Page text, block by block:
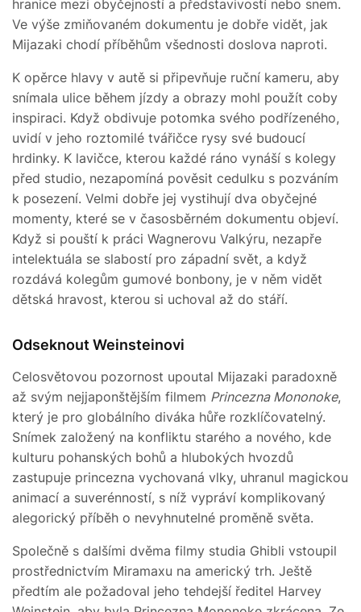
hranice mezi obyčejností a představivostí nebo snem.
Ve výše zmiňovaném dokumentu je dobře vidět, jak
Mijazaki chodí příběhům všednosti doslova naproti.
K opěrce hlavy v autě si připevňuje ruční kameru, aby
snímala ulice během jízdy a obrazy mohl použít coby
inspiraci. Když obdivuje potomka svého podřízeného,
uvidí v jeho roztomilé tvářičce rysy své budoucí
hrdinky. K lavičce, kterou každé ráno vynáší s kolegy
před studio, nezapomíná pověsit cedulku s pozváním
k posezení. Velmi dobře jej vystihují dva obyčejné
momenty, které se v časosběrném dokumentu objeví.
Když si pouští k práci Wagnerovu Valkýru, nezapře
intelektuála se slabostí pro západní svět, a když
rozdává kolegům gumové bonbony, je v něm vidět
dětská hravost, kterou si uchoval až do stáří.
Odseknout Weinsteinovi
Celosvětovou pozornost upoutal Mijazaki paradoxně
až svým nejjaponštějším filmem Princezna Mononoke,
který je pro globálního diváka hůře rozklíčovatelný.
Snímek založený na konfliktu starého a nového, kde
kulturu pohanských bohů a hlubokých hvozdů
zastupuje princezna vychovaná vlky, uhranul magickou
animací a suverénností, s níž vypráví komplikovaný
alegorický příběh o nevyhnutelné proměně světa.
Společně s dalšími dvěma filmy studia Ghibli vstoupil
prostřednictvím Miramaxu na americký trh. Ještě
předtím ale požadoval jeho tehdejší ředitel Harvey